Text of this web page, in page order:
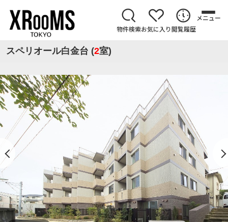
物件検索お気に入り閲覧履歴
メニュー
スペリオール白金台 (2室)